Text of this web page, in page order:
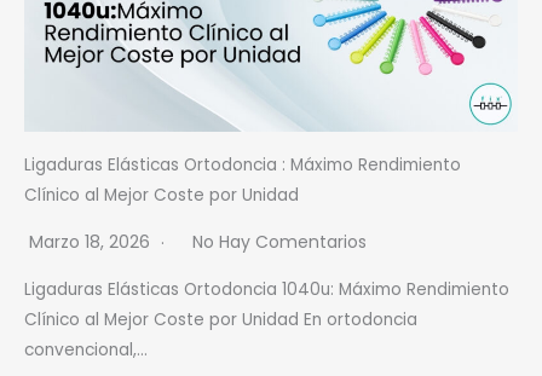
Ligaduras Elásticas Ortodoncia : Máximo Rendimiento
Clínico al Mejor Coste por Unidad
Marzo 18, 2026 No Hay Comentarios
Ligaduras Elásticas Ortodoncia 1040u: Máximo Rendimiento
Clínico al Mejor Coste por Unidad En ortodoncia
convencional,…